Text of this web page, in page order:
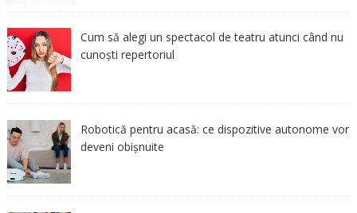
Cum să alegi un spectacol de teatru atunci când nu
cunoști repertoriul
Robotică pentru acasă: ce dispozitive autonome vor
deveni obișnuite